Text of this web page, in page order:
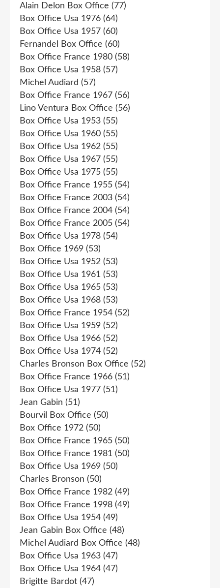
Alain Delon Box Office (77)
Box Office Usa 1976 (64)
Box Office Usa 1957 (60)
Fernandel Box Office (60)
Box Office France 1980 (58)
Box Office Usa 1958 (57)
Michel Audiard (57)
Box Office France 1967 (56)
Lino Ventura Box Office (56)
Box Office Usa 1953 (55)
Box Office Usa 1960 (55)
Box Office Usa 1962 (55)
Box Office Usa 1967 (55)
Box Office Usa 1975 (55)
Box Office France 1955 (54)
Box Office France 2003 (54)
Box Office France 2004 (54)
Box Office France 2005 (54)
Box Office Usa 1978 (54)
Box Office 1969 (53)
Box Office Usa 1952 (53)
Box Office Usa 1961 (53)
Box Office Usa 1965 (53)
Box Office Usa 1968 (53)
Box Office France 1954 (52)
Box Office Usa 1959 (52)
Box Office Usa 1966 (52)
Box Office Usa 1974 (52)
Charles Bronson Box Office (52)
Box Office France 1966 (51)
Box Office Usa 1977 (51)
Jean Gabin (51)
Bourvil Box Office (50)
Box Office 1972 (50)
Box Office France 1965 (50)
Box Office France 1981 (50)
Box Office Usa 1969 (50)
Charles Bronson (50)
Box Office France 1982 (49)
Box Office France 1998 (49)
Box Office Usa 1954 (49)
Jean Gabin Box Office (48)
Michel Audiard Box Office (48)
Box Office Usa 1963 (47)
Box Office Usa 1964 (47)
Brigitte Bardot (47)